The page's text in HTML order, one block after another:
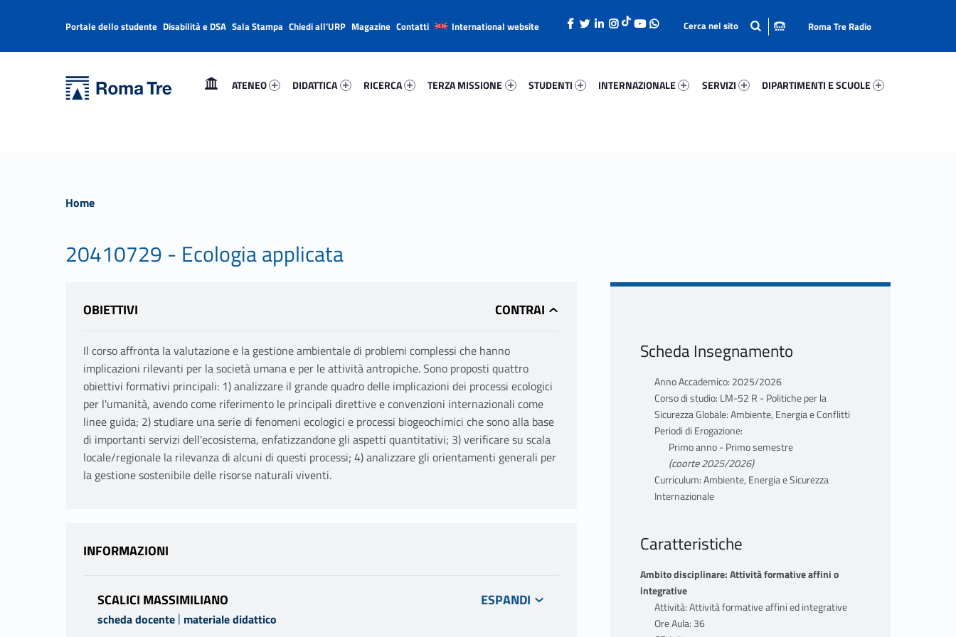
Università Roma Tre
ATENEO
DIDATTICA
RICERCA
TERZA MISSIONE
STUDENTI
INTERNAZIONALE
SERVIZI
DIPARTIMENTI E SCUOLE
Header info sidebar
Portale dello studente Disabilità e DSA Sala Stampa Chiedi all’URP Magazine Contatti International website Roma Tre Radio
Home
20410729 - Ecologia applicata
OBIETTIVI
Il corso affronta la valutazione e la gestione ambientale di problemi complessi che hanno
implicazioni rilevanti per la società umana e per le attività antropiche. Sono proposti quattro
obiettivi formativi principali: 1) analizzare il grande quadro delle implicazioni dei processi ecologici
per l'umanità, avendo come riferimento le principali direttive e convenzioni internazionali come
linee guida; 2) studiare una serie di fenomeni ecologici e processi biogeochimici che sono alla base
di importanti servizi dell'ecosistema, enfatizzandone gli aspetti quantitativi; 3) verificare su scala
locale/regionale la rilevanza di alcuni di questi processi; 4) analizzare gli orientamenti generali per
la gestione sostenibile delle risorse naturali viventi.
INFORMAZIONI
SCALICI MASSIMILIANO
scheda docente | materiale didattico
Scheda Insegnamento
Anno Accademico: 2025/2026
Corso di studio: LM-52 R - Politiche per la
Sicurezza Globale: Ambiente, Energia e Conflitti
Periodi di Erogazione:
Primo anno - Primo semestre
(coorte 2025/2026)
Curriculum: Ambiente, Energia e Sicurezza
Internazionale
Caratteristiche
Ambito disciplinare: Attività formative affini o
integrative
Attività: Attività formative affini ed integrative
Ore Aula: 36